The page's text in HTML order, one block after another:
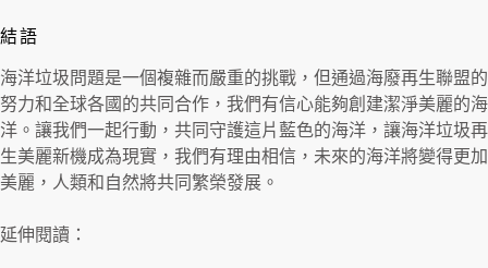
結語
海洋垃圾問題是一個複雜而嚴重的挑戰，但通過海廢再生聯盟的
努力和全球各國的共同合作，我們有信心能夠創建潔淨美麗的海
洋。讓我們一起行動，共同守護這片藍色的海洋，讓海洋垃圾再
生美麗新機成為現實，我們有理由相信，未來的海洋將變得更加
美麗，人類和自然將共同繁榮發展。
延伸閱讀：